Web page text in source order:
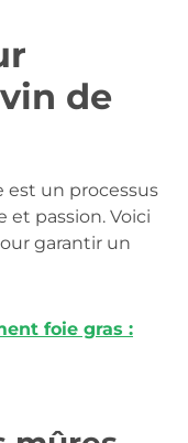
de
est un processus
passion. Voici
garantir un
foie gras :